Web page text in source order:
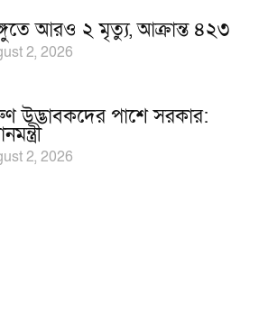
আরও ২ মৃত্যু, আক্রান্ত ৪২৩
2, 2026
উদ্ভাবকদের পাশে সরকার:
2, 2026